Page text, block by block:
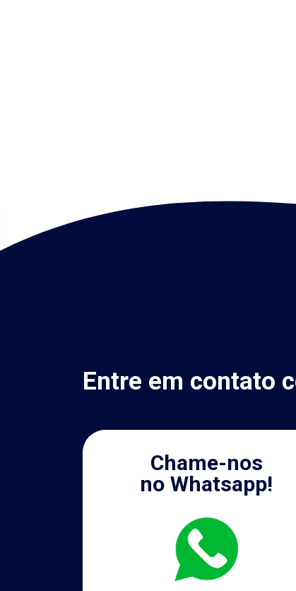
Entre em contato
Chame-nos
no Whatsapp!